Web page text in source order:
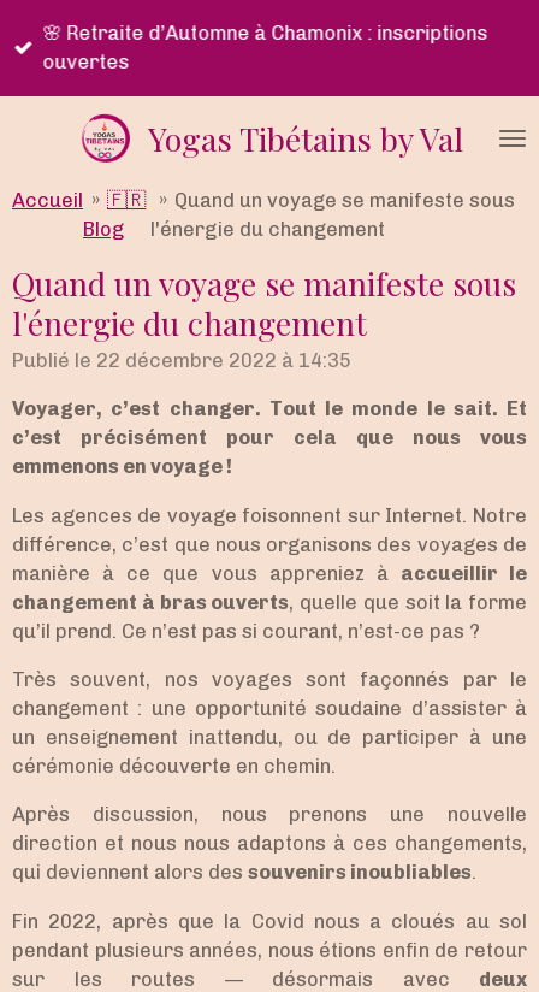
Passer
au
Yogas Tibétains by Val
🌸 Retraite d’Automne à Chamonix : inscriptions
ouvertes
Accueil » 🇫🇷
Blog
» Quand un voyage se manifeste sous
l'énergie du changement
Quand un voyage se manifeste sous
l'énergie du changement
Publié le 22 décembre 2022 à 14:35
Voyager, c’est changer. Tout le monde le sait. Et
c’est précisément pour cela que nous vous
emmenons en voyage !
Les agences de voyage foisonnent sur Internet. Notre
différence, c’est que nous organisons des voyages de
manière à ce que vous appreniez à accueillir le
changement à bras ouverts, quelle que soit la forme
qu’il prend. Ce n’est pas si courant, n’est-ce pas ?
Très souvent, nos voyages sont façonnés par le
changement : une opportunité soudaine d’assister à
un enseignement inattendu, ou de participer à une
cérémonie découverte en chemin.
Après discussion, nous prenons une nouvelle
direction et nous nous adaptons à ces changements,
qui deviennent alors des souvenirs inoubliables.
Fin 2022, après que la Covid nous a cloués au sol
pendant plusieurs années, nous étions enfin de retour
sur les routes — désormais avec deux